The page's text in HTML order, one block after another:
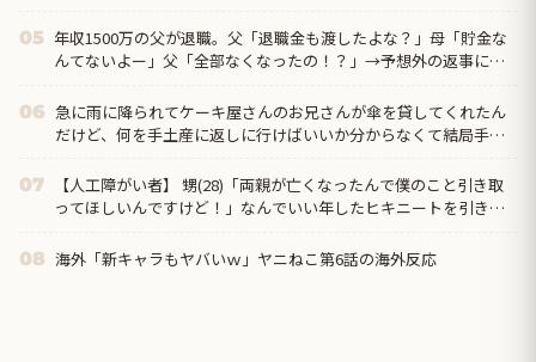
05 年収1500万の父が退職。父「退職金も渡したよな？」母「貯金な
んてないよー」父「全部なくなったの！？」→予想外の返事に家
06 急に雨に降られてケーキ屋さんのお兄さんが傘を貸してくれたん
だけど、何を手土産に返しに行けばいいか分からなくて結局手ぶ
07
【人工障がい者】 甥(28)「両親が亡くなったんで僕のこと引き取
ってほしいんですけど！」なんでいい年したヒキニートを引き取
08 海外「新キャラもヤバいｗ」ヤニねこ第6話の海外反応